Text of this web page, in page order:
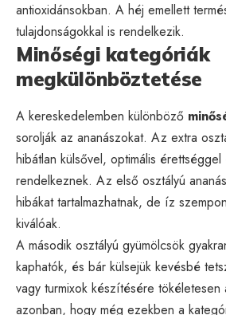
antioxidánsokban. A héj emellett
tulajdonságokkal is rendelkezik.
Minőségi kategóriák
megkülönböztetése
A kereskedelemben különböző
sorolják az ananászokat. Az extra
hibátlan külsővel, optimális
rendelkeznek. Az első osztályú
hibákat tartalmazhatnak, de íz
kiválóak.
A második osztályú gyümölcsök
kaphatók, és bár külsejük kevésbé
vagy turmixok készítésére tökéletesen
azonban, hogy még ezekben a